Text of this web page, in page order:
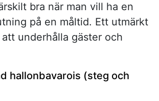
bra när man vill ha en
på en måltid. Ett utmärkt
underhålla gäster och
hallonbavarois (steg och